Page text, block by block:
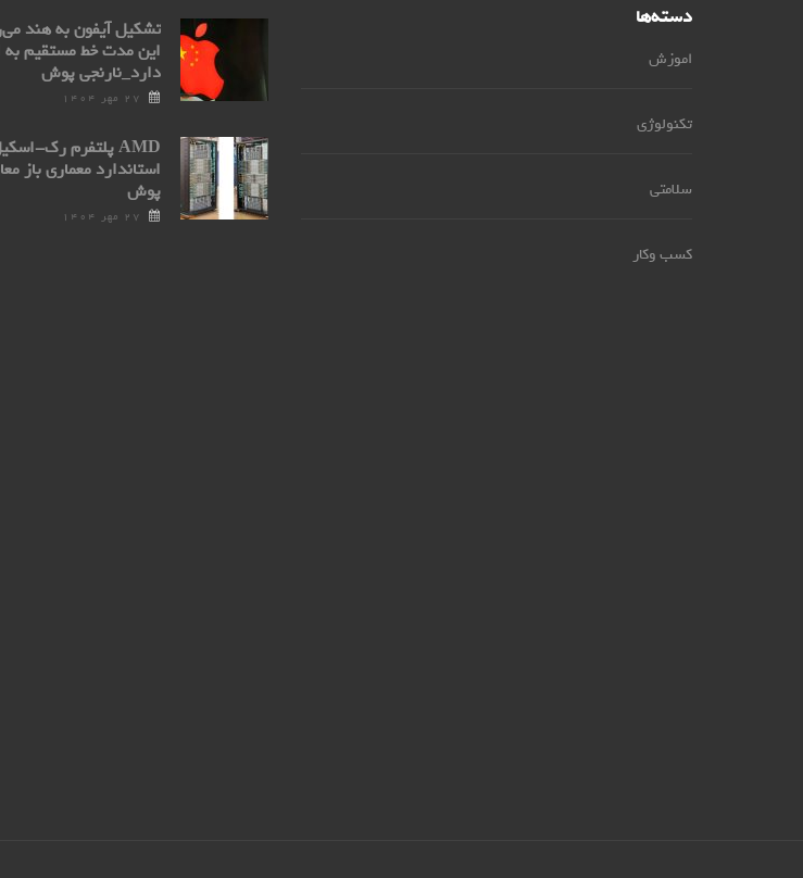
دسته‌ها
اموزش
تکنولوژی
سلامتی
کسب وکار
تشکیل آیفون به هند
این مدت خط مستقیم به
دارد_نارنجی پوش
۲۷ مهر ۱۴۰۴
استاندارد معماری باز
پوش
۲۷ مهر ۱۴۰۴